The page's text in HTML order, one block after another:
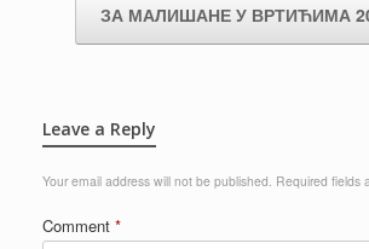
ЗА МАЛИШАНЕ У ВРТИЋИМА
Leave a Reply
Your email address will not be published. Required fields
Comment *